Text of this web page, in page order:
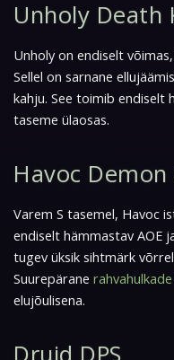
Unholy Death
Unholy on endiselt
Sellel on sarnane
kahju. See toimib
taseme ülaosas.
Havoc
Varem S tasemel, Havoc
endiselt hämmastav AOE
tugev üksik sihtmärk
Suurepärane
elujõulisena.